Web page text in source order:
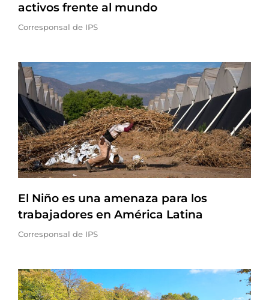
activos frente al mundo
Corresponsal de IPS
El Niño es una amenaza para los
trabajadores en América Latina
Corresponsal de IPS